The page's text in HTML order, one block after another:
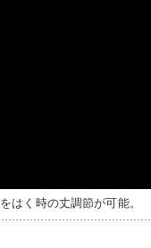
はく時の丈調節が可能。